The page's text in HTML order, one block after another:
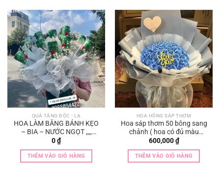
QUÀ TẶNG ĐỘC - LẠ
HOA LÀM BẰNG BÁNH KẸO
– BIA – NƯỚC NGỌT ,,,,
HOTTREND
0₫
THÊM VÀO GIỎ HÀNG
HOA HỒNG SÁP THƠM
Hoa sáp thơm 50 bông sang
chảnh ( hoa có đủ màu
khách lựa chọn ạ)
600,000₫
THÊM VÀO GIỎ HÀNG